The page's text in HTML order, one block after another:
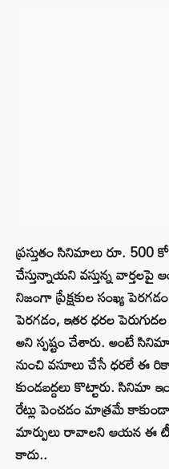
ప్రస్తుతం సినిమాలు రూ. 500
చేస్తున్నాయని వస్తున్న వార్తలపై
నిజంగా ప్రేక్షకుల సంఖ్య
పెరగడం, ఇతర ధరల పెరుగుదల
అని స్పష్టం చేశారు. అంటే
నుంచి వసూలు చేసే ధరలే ఈ
కుండబద్దలు కొట్టారు. సినిమా
రేట్లు పెంచడం మాత్రమే
మార్పులు రావాలని ఆయన ఈ
కాదు..